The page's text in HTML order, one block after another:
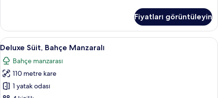
hakkında
daha
fazla
Fiyatları görüntüleyin
Deluxe
Süit,
Bahçe
Manzaralı
için
Deluxe Süit, Bahçe Manzaralı |
5
Deluxe Süit, Bahçe Manzaralı
Bahçe manzarası
110 metre kare
1 yatak odası